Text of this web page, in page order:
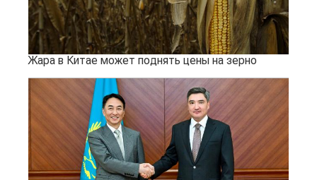
Жара в Китае может поднять цены на зерно